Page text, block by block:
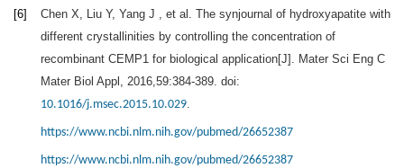
[6] Chen X Liu Y, Yang J , et al. The synjournal of hydroxyapatite with
different crystallinities by controlling the concentration of
recombinant CEMP1 for biological application[J]. Mater Sci Eng C
Mater Biol Appl
2016 59:384-389. doi:
10.1016/j.msec.2015.10.029
https://www.ncbi.nlm.nih.gov/pubmed/26652387
https://www.ncbi.nlm.nih.gov/pubmed/26652387